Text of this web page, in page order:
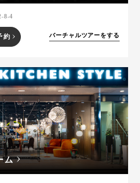
8-4
約 バーチャルツアーをする
ム